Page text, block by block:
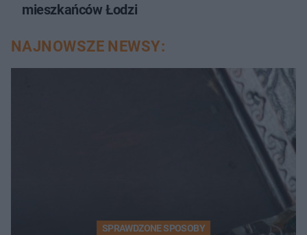
mieszkańców Łodzi
NAJNOWSZE NEWSY:
SPRAWDZONE SPOSOBY